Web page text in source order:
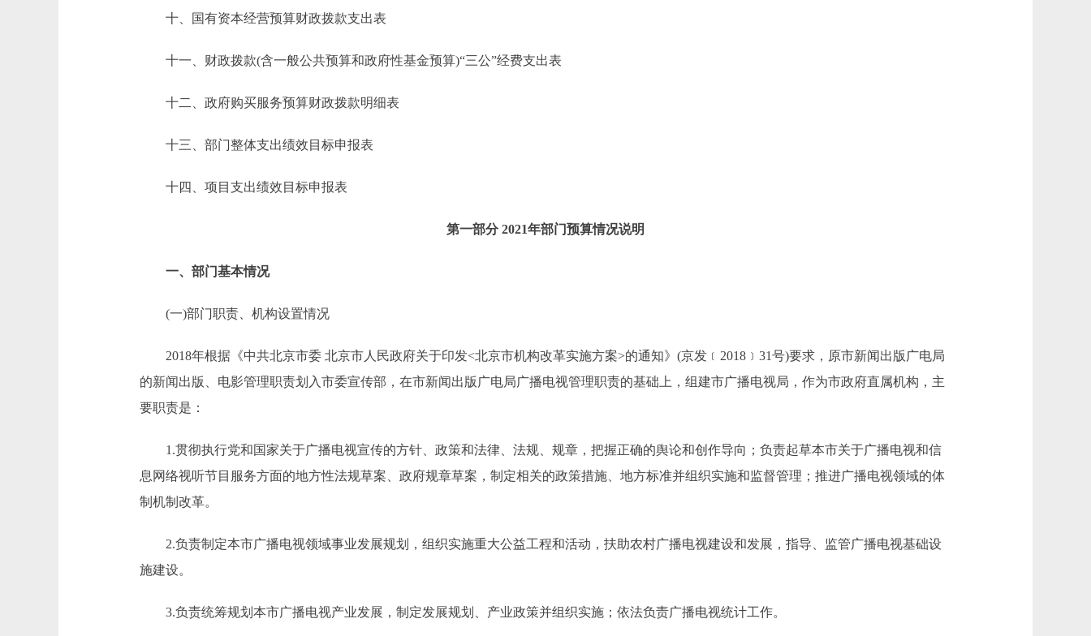
十、国有资本经营预算财政拨款支出表
十一、财政拨款(含一般公共预算和政府性基金预算)“三公”经费支出表
十二、政府购买服务预算财政拨款明细表
十三、部门整体支出绩效目标申报表
十四、项目支出绩效目标申报表
第一部分 2021年部门预算情况说明
一、部门基本情况
(一)部门职责、机构设置情况
2018年根据《中共北京市委 北京市人民政府关于印发<北京市机构改革实施方案>的通知》(京发﹝2018﹞31号)要求，原市新闻出版广电局
的新闻出版、电影管理职责划入市委宣传部，在市新闻出版广电局广播电视管理职责的基础上，组建市广播电视局，作为市政府直属机构，主
要职责是：
1.贯彻执行党和国家关于广播电视宣传的方针、政策和法律、法规、规章，把握正确的舆论和创作导向；负责起草本市关于广播电视和信
息网络视听节目服务方面的地方性法规草案、政府规章草案，制定相关的政策措施、地方标准并组织实施和监督管理；推进广播电视领域的体
制机制改革。
2.负责制定本市广播电视领域事业发展规划，组织实施重大公益工程和活动，扶助农村广播电视建设和发展，指导、监管广播电视基础设
施建设。
3.负责统筹规划本市广播电视产业发展，制定发展规划、产业政策并组织实施；依法负责广播电视统计工作。